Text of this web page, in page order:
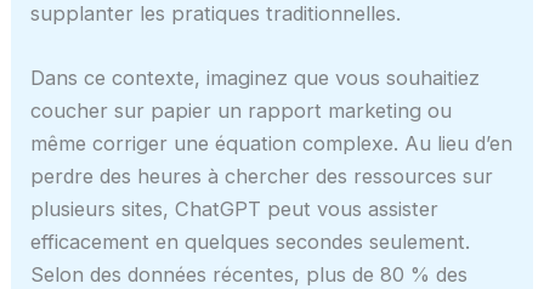
supplanter les pratiques traditionnelles.
Dans ce contexte, imaginez que vous souhaitiez
coucher sur papier un rapport marketing ou
même corriger une équation complexe. Au lieu d’en
perdre des heures à chercher des ressources sur
plusieurs sites, ChatGPT peut vous assister
efficacement en quelques secondes seulement.
Selon des données récentes, plus de 80 % des